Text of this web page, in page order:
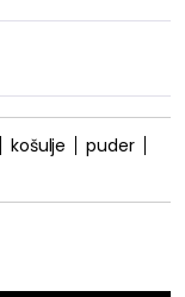
košulje
puder